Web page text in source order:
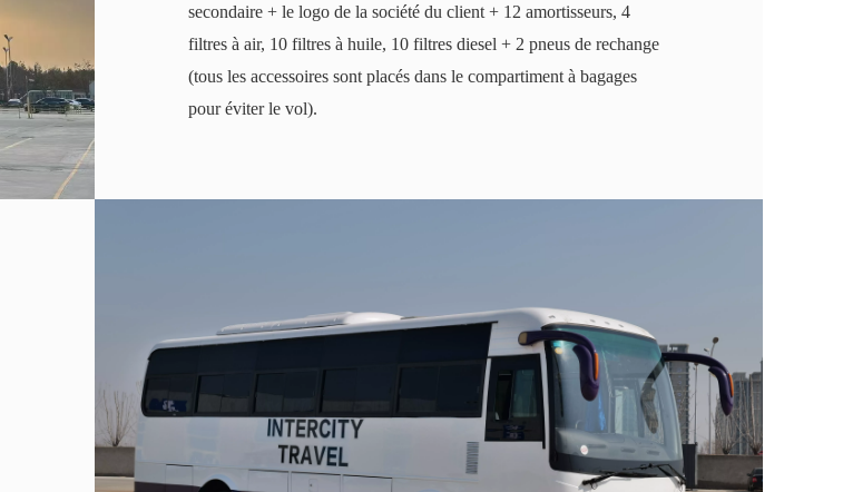
secondaire + le logo de la société du client + 12 amortisseurs, 4
filtres à air, 10 filtres à huile, 10 filtres diesel + 2 pneus de rechange
(tous les accessoires sont placés dans le compartiment à bagages
pour éviter le vol).